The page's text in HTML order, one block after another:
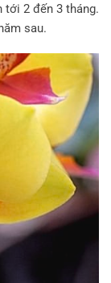
tới 2 đến 3 tháng.
sau.